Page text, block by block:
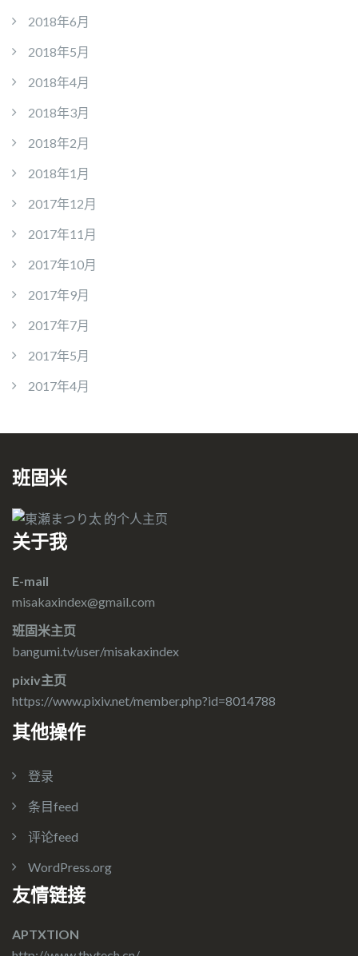
2018年6月
2018年5月
2018年4月
2018年3月
2018年2月
2018年1月
2017年12月
2017年11月
2017年10月
2017年9月
2017年7月
2017年5月
2017年4月
班固米
关于我
E-mail
misakaxindex@gmail.com
班固米主页
bangumi.tv/user/misakaxindex
pixiv主页
https://www.pixiv.net/member.php?id=8014788
其他操作
登录
条目feed
评论feed
WordPress.org
友情链接
APTXTION